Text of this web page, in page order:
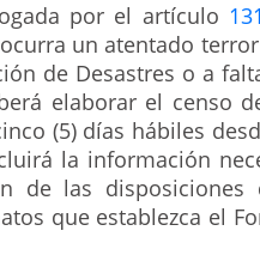
por el artículo
un atentado
de Desastres o a
elaborar el censo
(5) días hábiles
la información
de las
que establezca el